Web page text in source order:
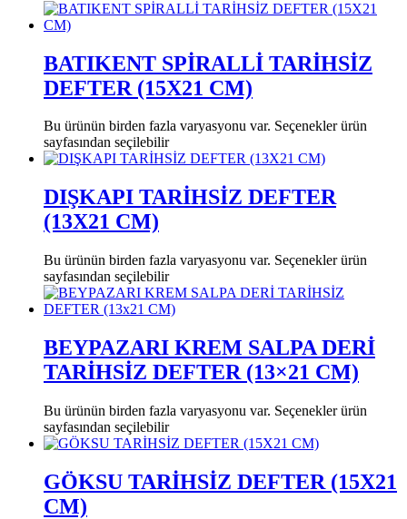
BATIKENT SPİRALLİ TARİHSİZ
DEFTER (15X21 CM)
Bu ürünün birden fazla varyasyonu var. Seçenekler ürün
sayfasından seçilebilir
DIŞKAPI TARİHSİZ DEFTER
(13X21 CM)
Bu ürünün birden fazla varyasyonu var. Seçenekler ürün
sayfasından seçilebilir
BEYPAZARI KREM SALPA DERİ
TARİHSİZ DEFTER (13×21 CM)
Bu ürünün birden fazla varyasyonu var. Seçenekler ürün
sayfasından seçilebilir
GÖKSU TARİHSİZ DEFTER (15X21
CM)